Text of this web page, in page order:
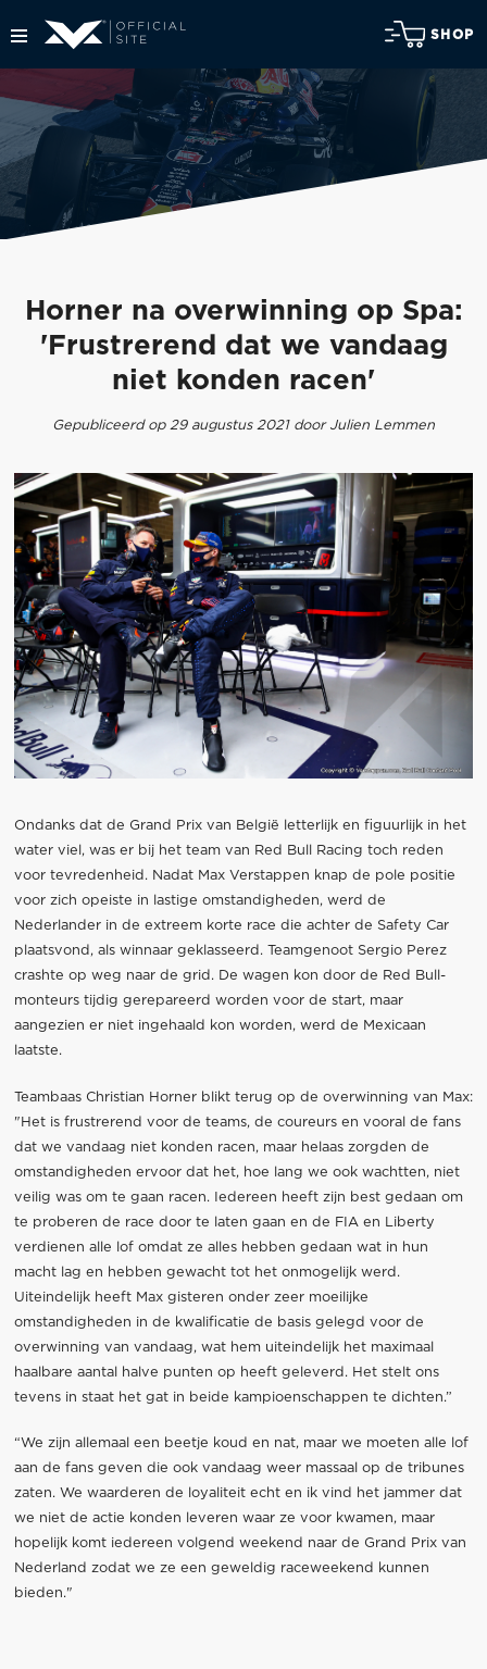
SHOP
Horner na overwinning op Spa:
'Frustrerend dat we vandaag
niet konden racen'
Gepubliceerd op 29 augustus 2021 door Julien Lemmen
Ondanks dat de Grand Prix van België letterlijk en figuurlijk in het
water viel, was er bij het team van Red Bull Racing toch reden
voor tevredenheid. Nadat Max Verstappen knap de pole positie
voor zich opeiste in lastige omstandigheden, werd de
Nederlander in de extreem korte race die achter de Safety Car
plaatsvond, als winnaar geklasseerd. Teamgenoot Sergio Perez
crashte op weg naar de grid. De wagen kon door de Red Bull-
monteurs tijdig gerepareerd worden voor de start, maar
aangezien er niet ingehaald kon worden, werd de Mexicaan
laatste.
Teambaas Christian Horner blikt terug op de overwinning van Max:
"Het is frustrerend voor de teams, de coureurs en vooral de fans
dat we vandaag niet konden racen, maar helaas zorgden de
omstandigheden ervoor dat het, hoe lang we ook wachtten, niet
veilig was om te gaan racen. Iedereen heeft zijn best gedaan om
te proberen de race door te laten gaan en de FIA en Liberty
verdienen alle lof omdat ze alles hebben gedaan wat in hun
macht lag en hebben gewacht tot het onmogelijk werd.
Uiteindelijk heeft Max gisteren onder zeer moeilijke
omstandigheden in de kwalificatie de basis gelegd voor de
overwinning van vandaag, wat hem uiteindelijk het maximaal
haalbare aantal halve punten op heeft geleverd. Het stelt ons
tevens in staat het gat in beide kampioenschappen te dichten.”
“We zijn allemaal een beetje koud en nat, maar we moeten alle lof
aan de fans geven die ook vandaag weer massaal op de tribunes
zaten. We waarderen de loyaliteit echt en ik vind het jammer dat
we niet de actie konden leveren waar ze voor kwamen, maar
hopelijk komt iedereen volgend weekend naar de Grand Prix van
Nederland zodat we ze een geweldig raceweekend kunnen
bieden."